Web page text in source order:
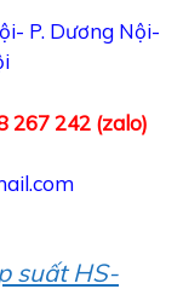
P. Dương Nội-
267 242 (zalo)
suất HS-